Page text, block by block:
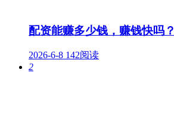
配资能赚多少钱，赚钱快吗？
2026-6-8 142阅读
2